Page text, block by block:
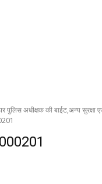
पुलिस अधीक्षक की बाईट,अन्य सुरक्षा